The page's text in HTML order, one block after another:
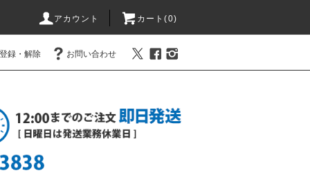
アカウント カート(0)
録・解除 お問い合わせ